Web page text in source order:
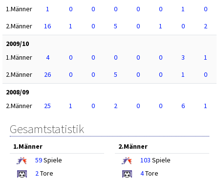
1.Männer
1 0 0 0 0 0 1
0
2.Männer
16 1 0 5 0 1 0
2
2009/10
1.Männer
4 0 0 0 0 0 3
1
2.Männer
26 0 0 5 0 0 1
0
2008/09
2.Männer
25 1 0 2 0 0 6 1
Gesamtstatistik
1.Männer
59Spiele
2Tore
2.Männer
103 Spiele
4Tore